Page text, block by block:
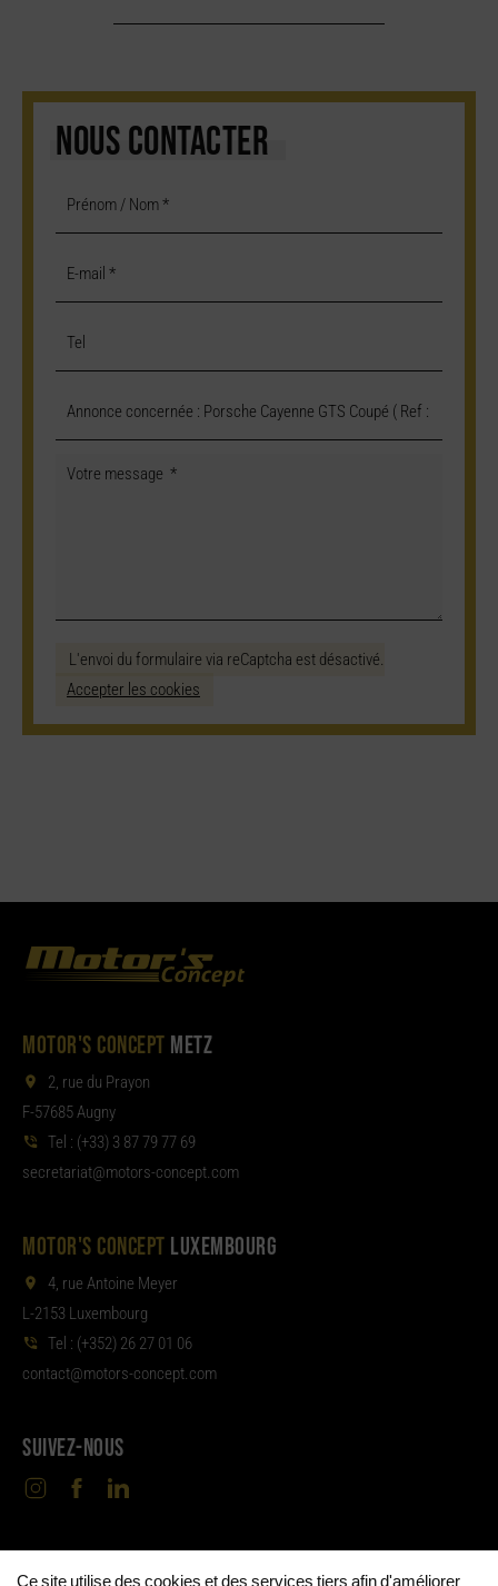
NOUS CONTACTER
L'envoi du formulaire via reCaptcha est désactivé.
Accepter les cookies
MOTOR'S CONCEPT METZ
2, rue du Prayon
F-57685 Augny
Tel : (+33) 3 87 79 77 69
moc.tpecnoc-sro
tom@tair
aterces
MOTOR'S CONCEPT LUXEMBOURG
4, rue Antoine Meyer
L-2153 Luxembourg
Tel : (+352) 26 27 01 06
moc.tpecnoc-sro
tom@tcat
noc
SUIVEZ-NOUS
Ce site utilise des cookies et des services tiers afin d'améliorer